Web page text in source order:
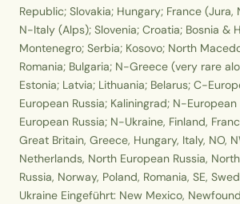
Republic; Slovakia; Hungary; France
N-Italy (Alps); Slovenia; Croatia; Bosnia &
Montenegro; Serbia; Kosovo; North
Romania; Bulgaria; N-Greece (very rare
Estonia; Latvia; Lithuania; Belarus; C-
European Russia; Kaliningrad; N-European
European Russia; N-Ukraine, Finland,
Great Britain, Greece, Hungary, Italy, NO,
Netherlands, North European Russia,
Russia, Norway, Poland, Romania, SE,
Ukraine Eingeführt: New Mexico,